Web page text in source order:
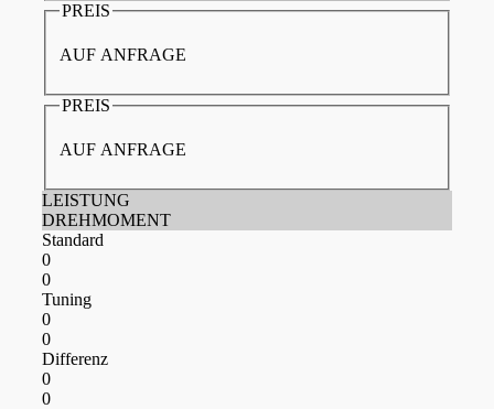
PREIS
AUF ANFRAGE
PREIS
AUF ANFRAGE
LEISTUNG
DREHMOMENT
Standard
0
0
Tuning
0
0
Differenz
0
0